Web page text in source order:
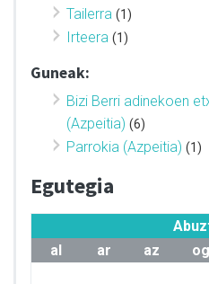
Tailerra (1)
Irteera (1)
Guneak:
Bizi Berri adinekoen
(Azpeitia) (6)
Parrokia (Azpeitia) (1)
Egutegia
al
ar az og